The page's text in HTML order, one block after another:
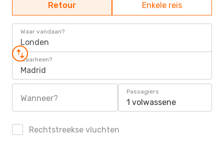
Retour Enkele reis
Waar vandaan?
Londen
Waarheen?
Madrid
Wanneer?
Passagiers
1 volwassene
Rechtstreekse vluchten